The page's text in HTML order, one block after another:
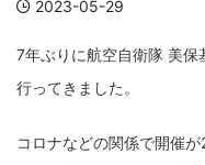
タグクラウド
Canon craft
fujifilm game
2023-05-29
7年ぶりに航空自衛隊 美
行ってきました。
コロナなどの関係で開催